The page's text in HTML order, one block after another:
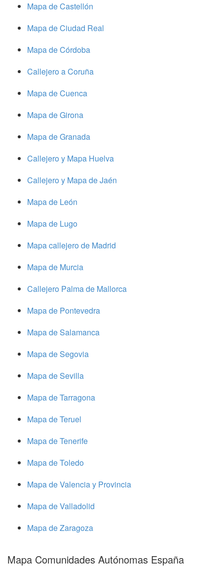
Mapa de Castellón
Mapa de Ciudad Real
Mapa de Córdoba
Callejero a Coruña
Mapa de Cuenca
Mapa de Girona
Mapa de Granada
Callejero y Mapa Huelva
Callejero y Mapa de Jaén
Mapa de León
Mapa de Lugo
Mapa callejero de Madrid
Mapa de Murcia
Callejero Palma de Mallorca
Mapa de Pontevedra
Mapa de Salamanca
Mapa de Segovia
Mapa de Sevilla
Mapa de Tarragona
Mapa de Teruel
Mapa de Tenerife
Mapa de Toledo
Mapa de Valencia y Provincia
Mapa de Valladolid
Mapa de Zaragoza
Mapa Comunidades Autónomas España